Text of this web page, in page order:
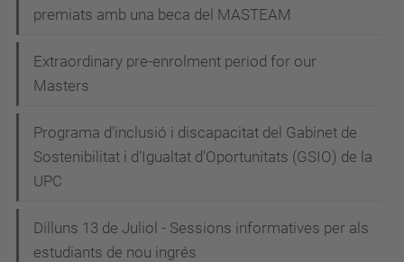
premiats amb una beca del MASTEAM
Extraordinary pre-enrolment period for our
Masters
Programa d'inclusió i discapacitat del Gabinet de
Sostenibilitat i d'Igualtat d'Oportunitats (GSIO) de la
UPC
Dilluns 13 de Juliol - Sessions informatives per als
estudiants de nou ingrés